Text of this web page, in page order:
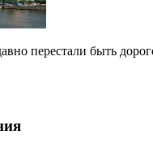
перестали быть